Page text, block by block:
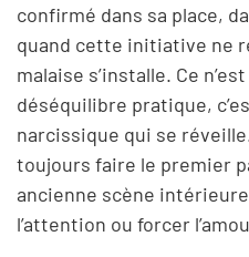
confirmé dans sa place,
quand cette initiative ne
malaise s’installe. Ce
déséquilibre pratique,
narcissique qui se
toujours faire le premier
ancienne scène
l’attention ou forcer